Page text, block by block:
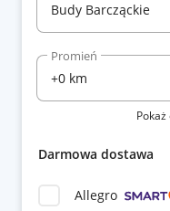
Promień
Darmowa dostawa
Allegro